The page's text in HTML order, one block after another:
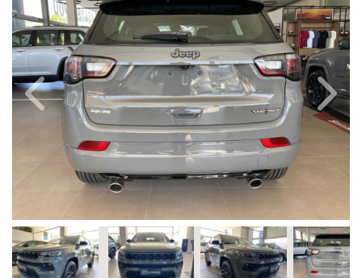
Previous Next